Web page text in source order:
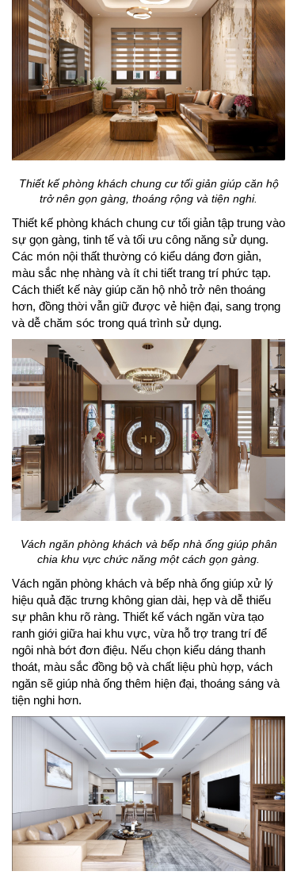
Thiết kế phòng khách chung cư tối giản giúp căn hộ
trở nên gọn gàng, thoáng rộng và tiện nghi.
Thiết kế phòng khách chung cư tối giản tập trung vào
sự gọn gàng, tinh tế và tối ưu công năng sử dụng.
Các món nội thất thường có kiểu dáng đơn giản,
màu sắc nhẹ nhàng và ít chi tiết trang trí phức tạp.
Cách thiết kế này giúp căn hộ nhỏ trở nên thoáng
hơn, đồng thời vẫn giữ được vẻ hiện đại, sang trọng
và dễ chăm sóc trong quá trình sử dụng.
Vách ngăn phòng khách và bếp nhà ống giúp phân
chia khu vực chức năng một cách gọn gàng.
Vách ngăn phòng khách và bếp nhà ống giúp xử lý
hiệu quả đặc trưng không gian dài, hẹp và dễ thiếu
sự phân khu rõ ràng. Thiết kế vách ngăn vừa tạo
ranh giới giữa hai khu vực, vừa hỗ trợ trang trí để
ngôi nhà bớt đơn điệu. Nếu chọn kiểu dáng thanh
thoát, màu sắc đồng bộ và chất liệu phù hợp, vách
ngăn sẽ giúp nhà ống thêm hiện đại, thoáng sáng và
tiện nghi hơn.